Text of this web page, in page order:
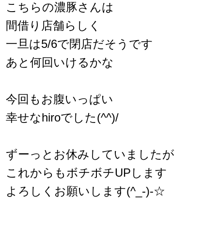
こちらの濃豚さんは
間借り 店舗らしく
一旦は5/6で閉店だそうです
あと何回いけるかな
今回もお腹いっぱい
幸せなhiroでした(^^)/
ずーっとお休みしていましたが
これからもボチボチUPします
よろしくお願いします(^_-)-☆